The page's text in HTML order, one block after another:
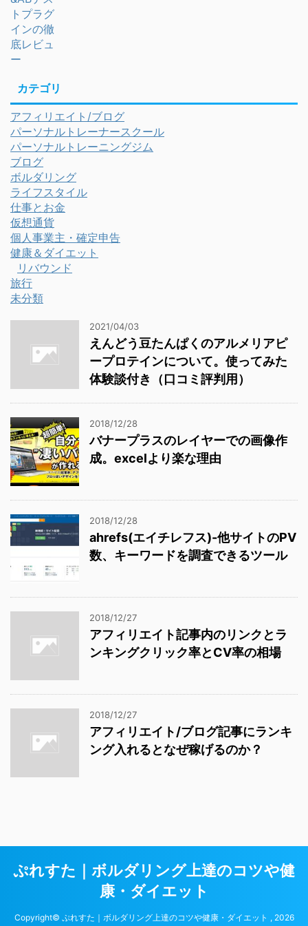
カテゴリ
アフィリエイト/ブログ
パーソナルトレーナースクール
パーソナルトレーニングジム
ブログ
ボルダリング
ライフスタイル
仕事とお金
仮想通貨
個人事業主・確定申告
健康＆ダイエット
リバウンド
旅行
未分類
2021/04/03
えんどう豆たんぱくのアルメリアピ
ープロテインについて。使ってみた
体験談付き（口コミ評判用）
2018/12/28
バナープラスのレイヤーでの画像作
成。excelより楽な理由
2018/12/28
ahrefs(エイチレフス)-他サイトのPV
数、キーワードを調査できるツール
2018/12/27
アフィリエイト記事内のリンクとラ
ンキングクリック率とCV率の相場
2018/12/27
アフィリエイト/ブログ記事にランキ
ング入れるとなぜ稼げるのか？
ぷれすた｜ボルダリング上達のコツや健
康・ダイエット
Copyright© ぷれすた｜ボルダリング上達のコツや健康・ダイエット , 2026